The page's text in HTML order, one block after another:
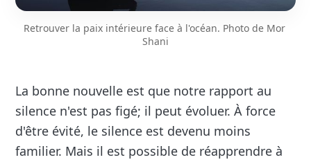
Retrouver la paix intérieure face à l'océan. Photo de Mor
Shani
La bonne nouvelle est que notre rapport au
silence n'est pas figé; il peut évoluer. À force
d'être évité, le silence est devenu moins
familier. Mais il est possible de réapprendre à